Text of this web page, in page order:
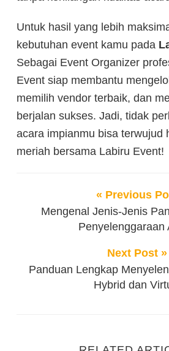
Untuk hasil yang lebih
kebutuhan event kamu pada
Sebagai Event Organizer
Event siap membantu
memilih vendor terbaik, dan
berjalan sukses. Jadi, tidak
acara impianmu bisa terwujud
meriah bersama Labiru Event!
« Previous
Mengenal Jenis-Jenis
Penyelenggaraan
Next Post »
Panduan Lengkap
Hybrid dan